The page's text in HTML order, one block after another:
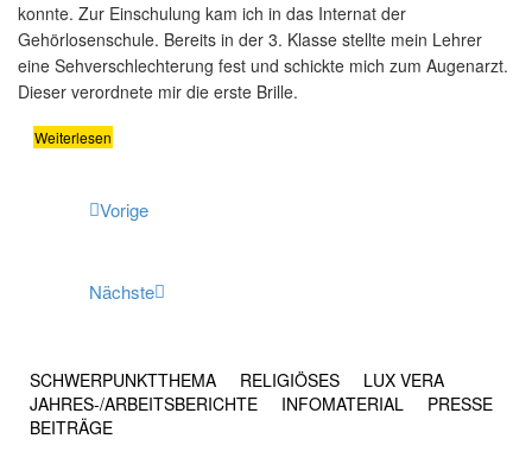
konnte. Zur Einschulung kam ich in das Internat der
Gehörlosenschule. Bereits in der 3. Klasse stellte mein Lehrer
eine Sehverschlechterung fest und schickte mich zum Augenarzt.
Dieser verordnete mir die erste Brille.
Weiterlesen
Vorige
Nächste
SCHWERPUNKTTHEMA RELIGIÖSES
LUX VERA
JAHRES-/​ARBEITSBERICHTE
INFOMATERIAL
PRESSE
BEITRÄGE